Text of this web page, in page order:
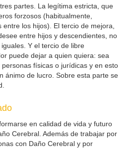
partes. La legítima estricta, que
forzosos (habitualmente,
los hijos). El tercio de mejora,
entre hijos y descendientes, no
Y el tercio de libre
puede dejar a quien quiera: sea
físicas o jurídicas y en esto
ánimo de lucro. Sobre esta parte se
en calidad de vida y futuro
Cerebral. Además de trabajar por
con Daño Cerebral y por